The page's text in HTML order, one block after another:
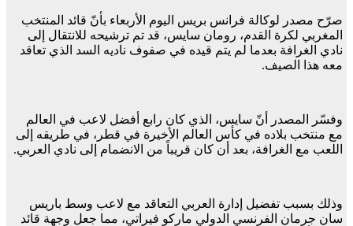
صرّح مصدر لوكالة فرانس بريس اليوم الأربعاء بأنّ قائد المنتخب
المغربي لكرة القدم، رومان سايس، قد تم ترشيحه للانتقال إلى
نادي الغرافة بعدما لم يتم قيده في صفوف ناديه السد الذي تعاقد
معه هذا الصيف.
وفسّر المصدر أنّ سايس، الذي كان رابع أفضل لاعب في العالم
مع منتخب بلاده في كأس العالم الأخيرة في قطر، في طريقه إلى
اللعب مع الغرافة، بعد أن كان قريباً من الانضمام إلى نادي العربي.
وذلك بسبب تفضيل إدارة العربي التعاقد مع لاعب وسط باريس
سان جرمان الفرنسي الدولي ماركو فيراتي، مما جعل وجهة قائد